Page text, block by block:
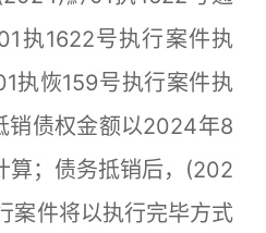
执1622号执行案件执
执恢159号执行案件执
销债权金额以2024年8
算；债务抵销后，(202
案件将以执行完毕方式